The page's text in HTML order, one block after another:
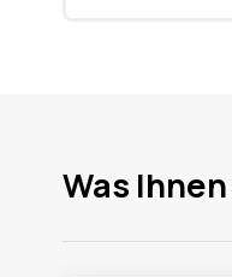
Was